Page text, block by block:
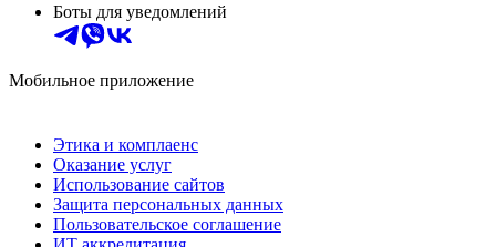
Боты для уведомлений
Мобильное приложение
Этика и комплаенс
Оказание услуг
Использование сайтов
Защита персональных данных
Пользовательское соглашение